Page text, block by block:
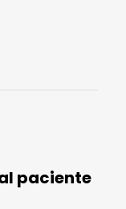
paciente